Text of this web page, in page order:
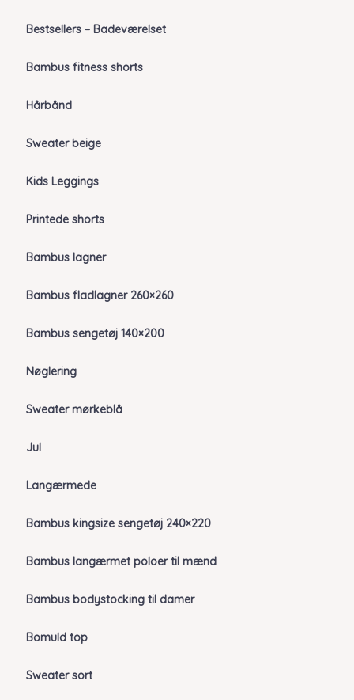
Bestsellers – Badeværelset
Bambus fitness shorts
Hårbånd
Sweater beige
Kids Leggings
Printede shorts
Bambus lagner
Bambus fladlagner 260×260
Bambus sengetøj 140×200
Nøglering
Sweater mørkeblå
Jul
Langærmede
Bambus kingsize sengetøj 240×220
Bambus langærmet poloer til mænd
Bambus bodystocking til damer
Bomuld top
Sweater sort